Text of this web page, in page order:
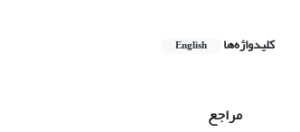
کلیدواژه‌ها English
مراجع